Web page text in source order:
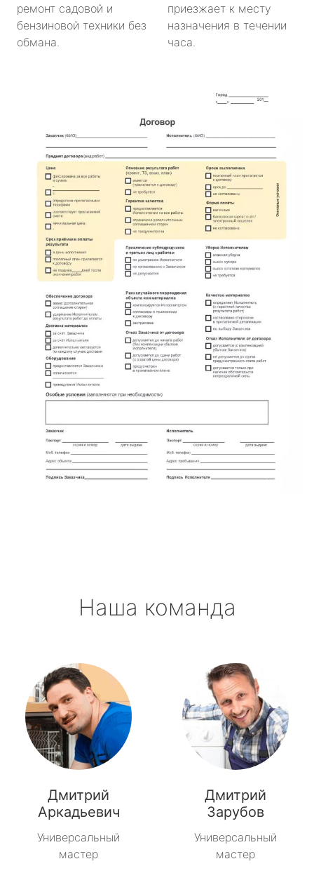
ремонт садовой и
бензиновой техники без
обмана.
приезжает к месту
назначения в течении
часа.
Наша команда
Дмитрий
Аркадьевич
Универсальный
мастер
Дмитрий
Зарубов
Универсальный
мастер